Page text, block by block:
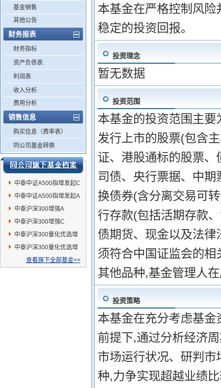
基金销售
其他公告
财务报表
财务指标
资产负债表
利润表
收入分析
费用分析
销售信息
购买信息（费率表）
同公司基金转换
中泰中证A500指增发起C
中泰中证A500指增发起A
中泰沪深300增强A
中泰沪深300增强C
中泰沪深300量化优选增
强A
中泰沪深300量化优选增
查看旗下全部基金>>
本基金在严格控制风
稳定的投资回报。
投资理念
暂无数据
投资范围
本基金的投资范围主
发行上市的股票(包含
证、港股通标的股票
司债、央行票据、中
换债券(含分离交易可
行存款(包括活期存款
债期货、现金以及法
须符合中国证监会的
其他品种,基金管理人
投资策略
本基金在充分考虑基
前提下,通过分析经济
市场运行状况、研判
种,力争实现超越业绩